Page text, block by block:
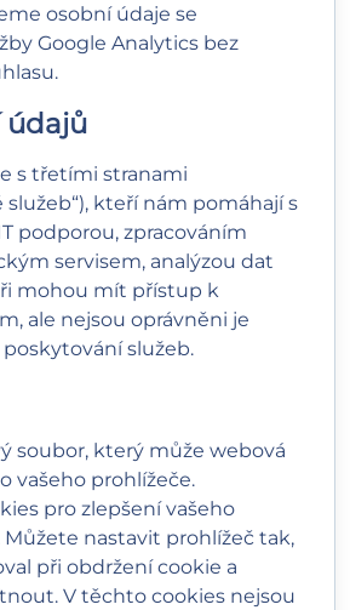
osobní údaje se
Google Analytics bez
údajů
s třetími stranami
služeb“), kteří nám pomáhají s
podporou, zpracováním
servisem, analýzou dat
mohou mít přístup k
ale nejsou oprávněni je
služeb.
soubor, který může webová
vašeho prohlížeče.
pro zlepšení vašeho
Můžete nastavit prohlížeč tak,
při obdržení cookie a
V těchto cookies nejsou